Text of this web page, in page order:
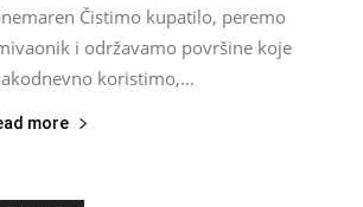
Čistimo kupatilo, peremo
i održavamo površine koje
koristimo,...
more